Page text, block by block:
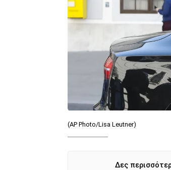
(AP Photo/Lisa Leutner)
Δες